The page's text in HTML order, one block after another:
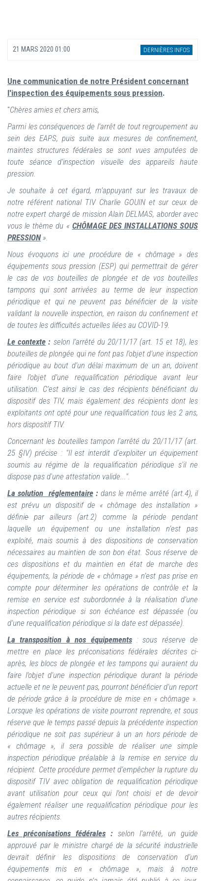
21 MARS 2020 01:00 DERNIÈRES INFOS
Une communication de notre Président concernant
l'inspection des équipements sous pression.
"Chères amies et chers amis,
Parmi les conséquences de l’arrêt de tout regroupement au
sein des EAPS, puis suite aux mesures de confinement,
maintes structures fédérales se sont vues amputées de
toute séance d’inspection visuelle des appareils haute
pression.
Je souhaite à cet égard, m’appuyant sur les travaux de
notre référent national TIV Charlie GOUIN et sur ceux de
notre expert chargé de mission Alain DELMAS, aborder avec
vous le thème du « CHÔMAGE DES INSTALLATIONS SOUS
PRESSION ».
Nous évoquons ici une procédure de « chômage » des
équipements sous pression (ESP) qui permettrait de gérer
le cas de vos bouteilles de plongée et de vos bouteilles
tampons qui sont arrivées au terme de leur inspection
périodique et qui ne peuvent pas bénéficier de la visite
validant la nouvelle inspection, en raison du confinement et
de toutes les difficultés actuelles liées au COVID-19.
Le contexte : selon l’arrêté du 20/11/17 (art. 15 et 18), les
bouteilles de plongée qui ne font pas l’objet d’une inspection
périodique au bout d’un délai maximum de un an, doivent
faire l’objet d’une requalification périodique avant leur
utilisation. C’est ainsi le cas des récipients bénéficiant du
dispositif des TIV, mais également des récipients dont les
exploitants ont opté pour une requalification tous les 2 ans,
hors dispositif TIV.
Concernant les bouteilles tampon l'arrêté du 20/11/17 (art.
25 §IV) précise : "Il est interdit d'exploiter un équipement
soumis au régime de la requalification périodique s'il ne
dispose pas d'une attestation valide...".
La solution réglementaire: dans le même arrêté (art.4), il
est prévu un dispositif de « chômage des installation »
définie par ailleurs (art.2) comme la période pendant
laquelle un équipement ou une installation n’est pas
exploité, mais soumis à des dispositions de conservation
nécessaires au maintien de son bon état. Sous réserve de
ces dispositions et du maintien en état de marche des
équipements, la période de « chômage » n’est pas prise en
compte pour déterminer les opérations de contrôle et la
remise en service est subordonnée à la réalisation d’une
inspection périodique si son échéance est dépassée (ou
d’une requalification périodique si la date est dépassée).
La transposition à nos équipements: sous réserve de
mettre en place les préconisations fédérales décrites ci-
après, les blocs de plongée et les tampons qui auraient du
faire l’objet d’une inspection périodique durant la période
actuelle et ne le peuvent pas, pourront bénéficier d’un report
de période grâce à la procédure de mise en « chômage ».
Lorsque les opérations de visite pourront reprendre, et sous
réserve que le temps passé depuis la précédente inspection
périodique ne soit pas supérieur à un an hors période de
« chômage », il sera possible de réaliser une simple
inspection périodique préalable à la remise en service du
récipient. Cette procédure permet d’empêcher la rupture du
dispositif TIV avec obligation de requalification périodique
avant utilisation pour ceux qui l’ont choisi et de devoir
également réaliser une requalification périodique pour les
autres récipients.
Les préconisations fédérales : selon l’arrêté, un guide
approuvé par le ministre chargé de la sécurité industrielle
devrait définir les dispositions de conservation d’un
équipements mis en « chômage », mais à notre